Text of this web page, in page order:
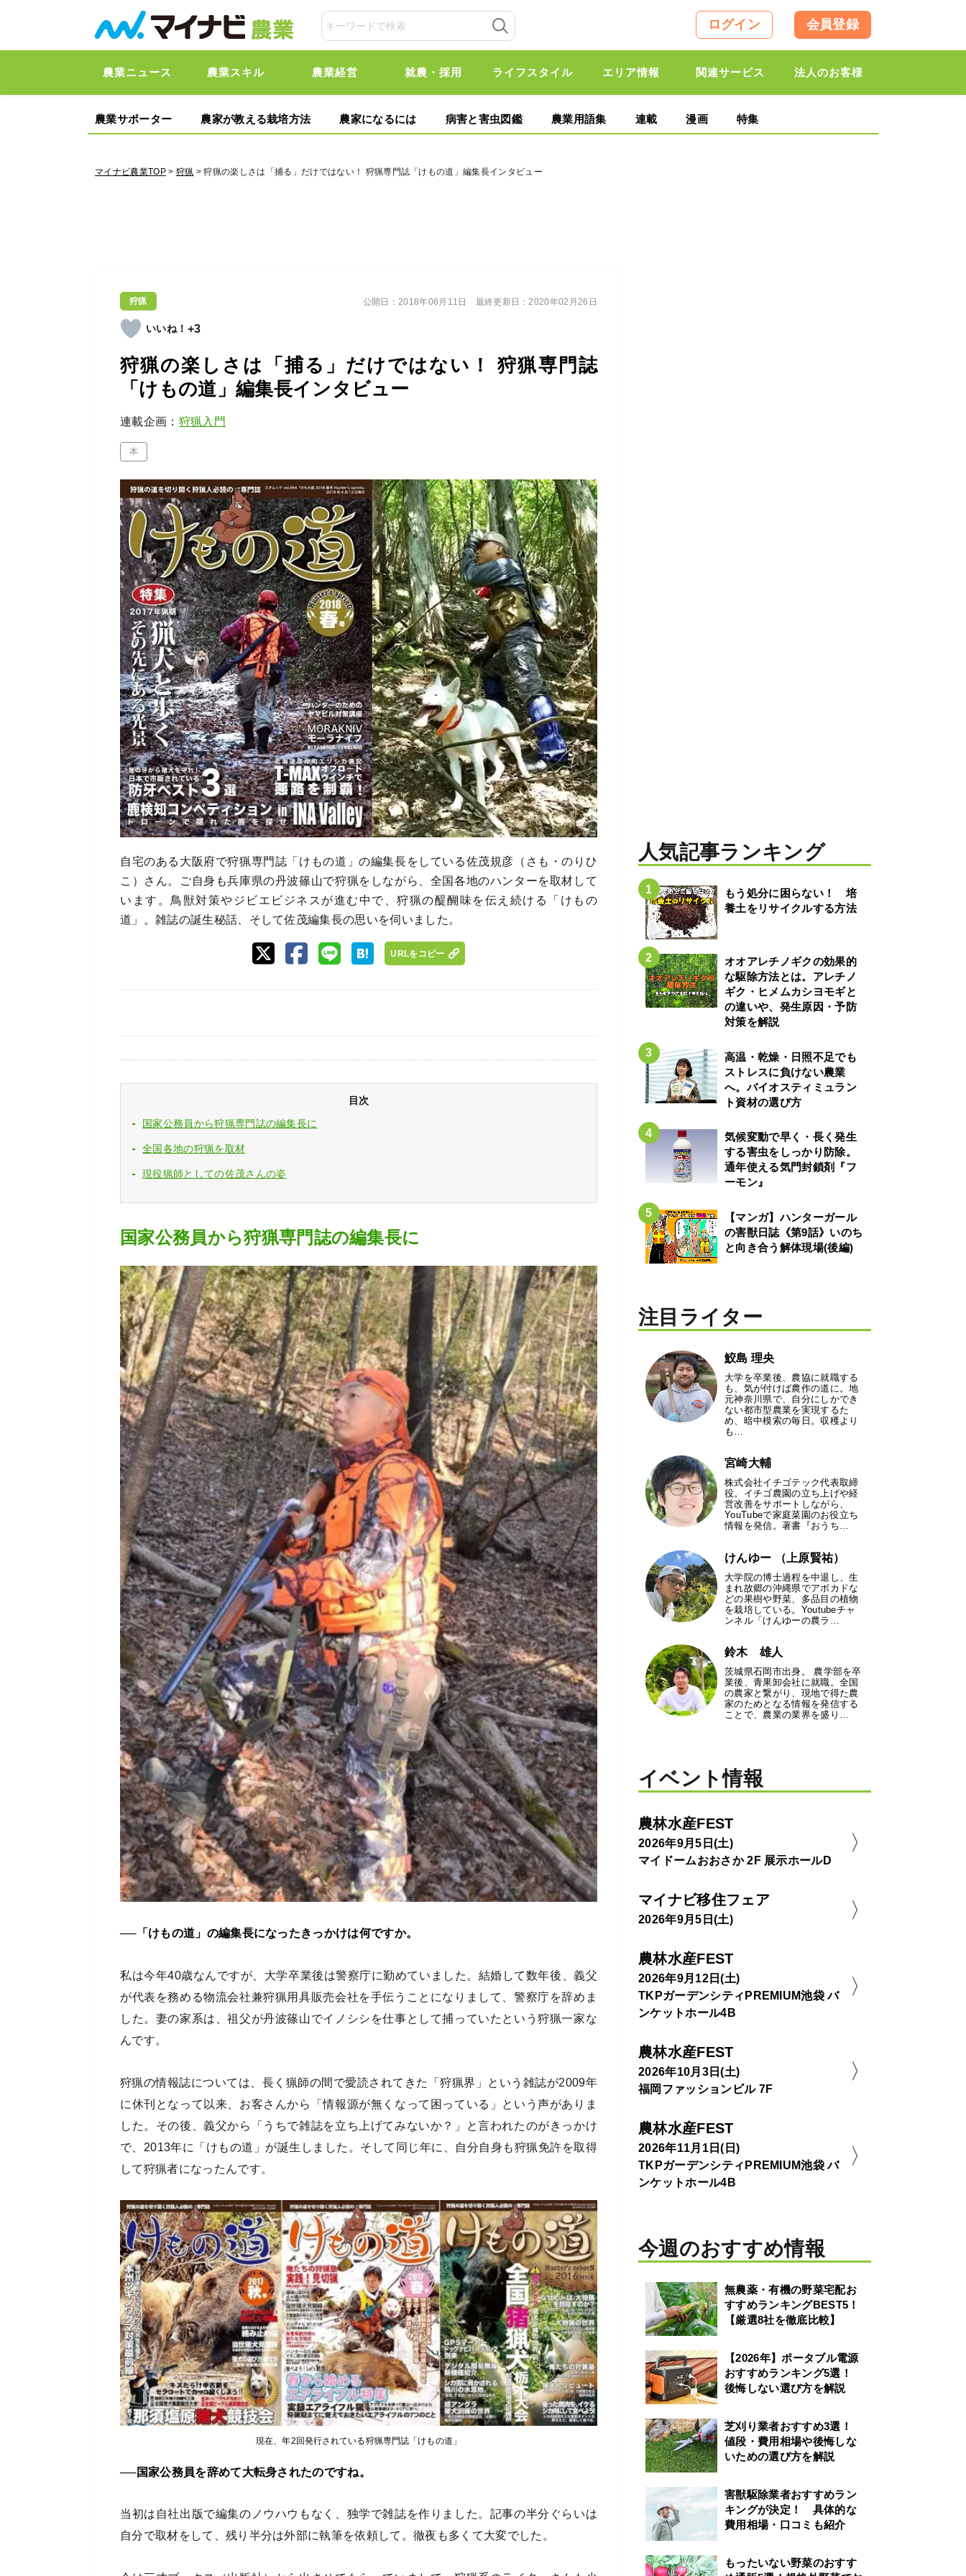
ログイン 会員登録
農業ニュース 農業スキル 農業経営 就農・採用 ライフスタイル エリア情報 関連サービス 法人のお客様
農業サポーター 農家が教える栽培方法 農家になるには 病害と害虫図鑑 農業用語集 連載 漫画 特集
マイナビ農業TOP> 狩猟 > 狩猟の楽しさは「捕る」だけではない！ 狩猟専門誌「けもの道」編集長インタビュー
狩猟
+3
狩猟の楽しさは「捕る」だけではない！ 狩猟専門誌
「けもの道」編集長インタビュー
連載企画： 狩猟入門
本
公開日：2018年06月11日 最終更新日：2020年02月26日
自宅のある大阪府で狩猟専門誌「けもの道」の編集長をしている佐茂規彦（さも・のりひ
こ）さん。ご自身も兵庫県の丹波篠山で狩猟をしながら、全国各地のハンターを取材して
います。鳥獣対策やジビエビジネスが進む中で、狩猟の醍醐味を伝え続ける「けもの
道」。雑誌の誕生秘話、そして佐茂編集長の思いを伺いました。
URLをコピー
目次
国家公務員から狩猟専門誌の編集長に
全国各地の狩猟を取材
現役猟師としての佐茂さんの姿
国家公務員から狩猟専門誌の編集長に
──「けもの道」の編集長になったきっかけは何ですか。
私は今年40歳なんですが、大学卒業後は警察庁に勤めていました。結婚して数年後、義父
が代表を務める物流会社兼狩猟用具販売会社を手伝うことになりまして、警察庁を辞めま
した。妻の家系は、祖父が丹波篠山でイノシシを仕事として捕っていたという狩猟一家な
んです。
狩猟の情報誌については、長く猟師の間で愛読されてきた「狩猟界」という雑誌が2009年
に休刊となって以来、お客さんから「情報源が無くなって困っている」という声がありま
した。その後、義父から「うちで雑誌を立ち上げてみないか？」と言われたのがきっかけ
で、2013年に「けもの道」が誕生しました。そして同じ年に、自分自身も狩猟免許を取得
して狩猟者になったんです。
現在、年2回発行されている狩猟専門誌「けもの道」
──国家公務員を辞めて大転身されたのですね。
当初は自社出版で編集のノウハウもなく、独学で雑誌を作りました。記事の半分ぐらいは
自分で取材をして、残り半分は外部に執筆を依頼して。徹夜も多くて大変でした。
人気記事ランキング
もう処分に困らない！ 培
養土をリサイクルする方法
オオアレチノギクの効果的
な駆除方法とは。アレチノ
ギク・ヒメムカシヨモギと
の違いや、発生原因・予防
対策を解説
高温・乾燥・日照不足でも
ストレスに負けない農業
へ。バイオスティミュラン
ト資材の選び方
気候変動で早く・長く発生
する害虫をしっかり防除。
通年使える気門封鎖剤『フ
ーモン』
【マンガ】ハンターガール
の害獣日誌《第9話》いのち
と向き合う解体現場(後編)
注目ライター
鮫島 理央
大学を卒業後、農協に就職する
も、気が付けば農作の道に。地
元神奈川県で、自分にしかでき
ない都市型農業を実現するた
め、暗中模索の毎日。収穫より
も…
宮崎大輔
株式会社イチゴテック代表取締
役。イチゴ農園の立ち上げや経
営改善をサポートしながら、
YouTubeで家庭菜園のお役立ち
情報を発信。著書『おうち…
けんゆー （上原賢祐）
大学院の博士過程を中退し、生
まれ故郷の沖縄県でアボカドな
どの果樹や野菜、多品目の植物
を栽培している。Youtubeチャ
ンネル「けんゆーの農ラ…
鈴木 雄人
茨城県石岡市出身。 農学部を卒
業後、青果卸会社に就職。全国
の農家と繋がり、現地で得た農
家のためとなる情報を発信する
ことで、農業の業界を盛り…
イベント情報
農林水産FEST
2026年9月5日(土)
マイドームおおさか 2F 展示ホールD
マイナビ移住フェア
2026年9月5日(土)
農林水産FEST
2026年9月12日(土)
TKPガーデンシティPREMIUM池袋 バ
ンケットホール4B
農林水産FEST
2026年10月3日(土)
福岡ファッションビル 7F
農林水産FEST
2026年11月1日(日)
TKPガーデンシティPREMIUM池袋 バ
ンケットホール4B
今週のおすすめ情報
無農薬・有機の野菜宅配お
すすめランキングBEST5！
【厳選8社を徹底比較】
【2026年】ポータブル電源
おすすめランキング5選！
後悔しない選び方を解説
芝刈り業者おすすめ3選！
値段・費用相場や後悔しな
いための選び方を解説
害獣駆除業者おすすめラン
キングが決定！ 具体的な
費用相場・口コミも紹介
もったいない野菜のおすす